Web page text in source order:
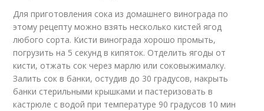
Для приготовления сока из домашнего винограда по
этому рецепту можно взять несколько кистей ягод
любого сорта. Кисти винограда хорошо промыть,
погрузить на 5 секунд в кипяток. Отделить ягоды от
кисти, отжать сок через марлю или соковыжималку.
Залить сок в банки, остудив до 30 градусов, накрыть
банки стерильными крышками и пастеризовать в
кастрюле с водой при температуре 90 градусов 10 мин